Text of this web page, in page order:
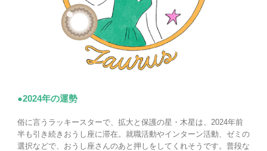
●2024年の運勢
俗に言うラッキースターで、拡大と保護の星・木星は、2024年前
半も引き続きおうし座に滞在。就職活動やインターン活動、ゼミの
選択などで、おうし座さんのあと押しをしてくれそうです。普段な